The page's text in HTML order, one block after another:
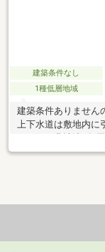
建築条件なし
1種低層地域
建築条件ありません
上下水道は敷地内に